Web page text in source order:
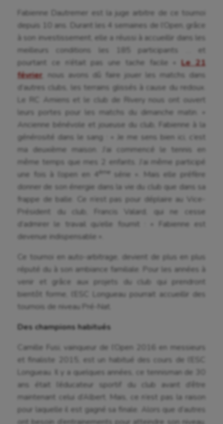
Fabienne Dautremer est la juge arbitre de ce tournoi
depuis 10 ans. Durant les 4 semaines de l’Open, grâce
à son investissement, elle a réussi à accueillir dans les
meilleurs conditions les 185 participants … et
pourtant ce n’était pas une tache facile «Le 21
février , nous avons dû faire jouer les matchs dans
d’autres clubs, les terrains glissés à cause du redoux.
Le RC Amiens et le club de Rivery nous ont ouvert
leurs portes pour les matchs du dimanche matin. »
Ancienne bénévole et joueuse du club, Fabienne à la
générosité dans le sang : « Je me sens bien ici, c’est
ma deuxième maison. J’ai commencé le tennis en
même temps que mes 2 enfants. J’ai même participé
une fois à l’open en 4 ème
série ». Mais elle préfère
donner de son énergie dans la vie du club que dans sa
frappe de balle. Ce n’est pas pour déplaire au Vice-
Président du club, Francis Valard, qui ne cesse
d’admirer le travail qu’elle fournit : « Fabienne est
devenue indispensable ».
Ce tournoi en auto-arbitrage, devient de plus en plus
réputé du à son ambiance familiale. Pour les années à
venir et grâce aux projets du club qui prendront
bientôt forme, l’ESC Longueau pourrait accueillir des
tournois de niveau Pré-Nat.
Des champions habitués
Camille Fusi, vainqueur de l’Open 2016 en messieurs
et finaliste 2015, est un habitué des cours de l’ESC
Longueau. Il y a quelques années, ce tennisman de 30
ans était l’éducateur sportif du club avant d’être
maintenant celui d’Albert. Mais, ce n’est pas la raison
pour laquelle il est gagné sa finale. Alors que d’autres